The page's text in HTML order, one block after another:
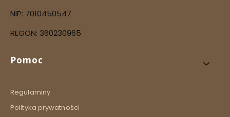
NIP: 7010450547
REGON: 360230965
Linki w stopce
Pomoc
Regulaminy
Polityka prywatności